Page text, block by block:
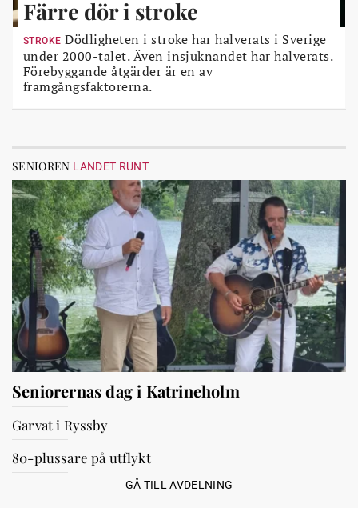
Färre dör i stroke
STROKE Dödligheten i stroke har halverats i Sverige
under 2000-talet. Även insjuknandet har halverats.
Förebyggande åtgärder är en av
framgångsfaktorerna.
SENIOREN LANDET RUNT
Seniorernas dag i Katrineholm
Garvat i Ryssby
80-plussare på utflykt
GÅ TILL AVDELNING